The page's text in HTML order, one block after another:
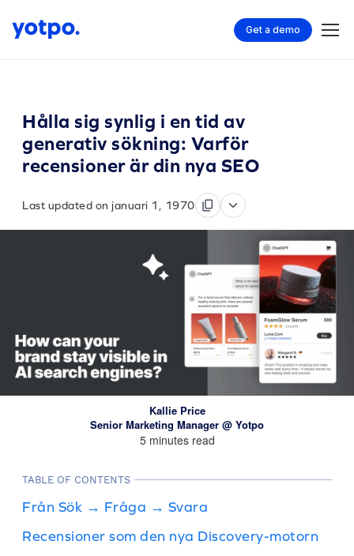
Get a demo
Hålla sig synlig i en tid av
generativ sökning: Varför
recensioner är din nya SEO
Last updated on januari 1, 1970
Kallie Price
Senior Marketing Manager @ Yotpo
5 minutes read
TABLE OF CONTENTS
Från Sök → Fråga → Svara
Recensioner som den nya Discovery-motorn